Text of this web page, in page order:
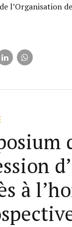
l’Organisation
à